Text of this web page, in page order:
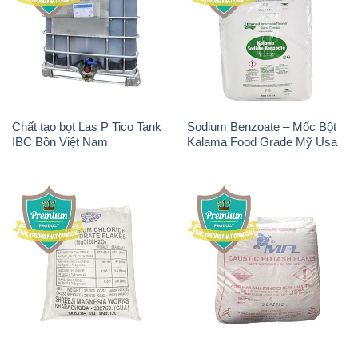
Chất tạo bọt Las P Tico Tank
IBC Bồn Việt Nam
Sodium Benzoate – Mốc Bột
Kalama Food Grade Mỹ Usa